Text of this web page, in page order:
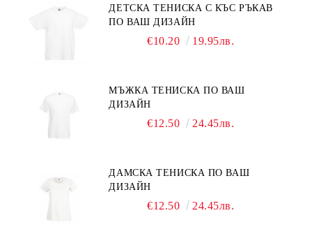
ДЕТСКА ТЕНИСКА С КЪС РЪКАВ
ПО ВАШ ДИЗАЙН
€10.20 19.95лв.
МЪЖКА ТЕНИСКА ПО ВАШ
ДИЗАЙН
€12.50 24.45лв.
ДАМСКА ТЕНИСКА ПО ВАШ
ДИЗАЙН
€12.50 24.45лв.